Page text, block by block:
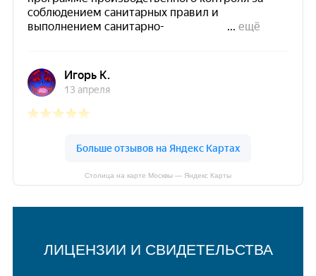
Столица на карте Москвы — Яндекс Карты
ЛИЦЕНЗИИ И СВИДЕТЕЛЬСТВА